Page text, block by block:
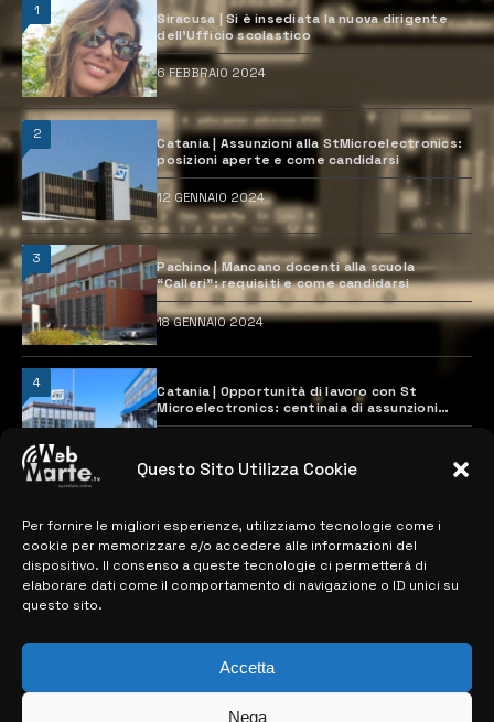
Questo Sito Utilizza Cookie
Per fornire le migliori esperienze, utilizziamo tecnologie come i
cookie per memorizzare e/o accedere alle informazioni del
dispositivo. Il consenso a queste tecnologie ci permetterà di
elaborare dati come il comportamento di navigazione o ID unici su
questo sito.
Accetta
Nega
1
Siracusa | Si è insediata la nuova dirigente
dell’Ufficio scolastico
6 FEBBRAIO 2024
2
Catania | Assunzioni alla StMicroelectronics:
posizioni aperte e come candidarsi
12 GENNAIO 2024
3
Pachino | Mancano docenti alla scuola
“Calleri”: requisiti e come candidarsi
18 GENNAIO 2024
4
Catania | Opportunità di lavoro con St
Microelectronics: centinaia di assunzioni
previste
MAPPA DEL SITO
> NOTIZIE